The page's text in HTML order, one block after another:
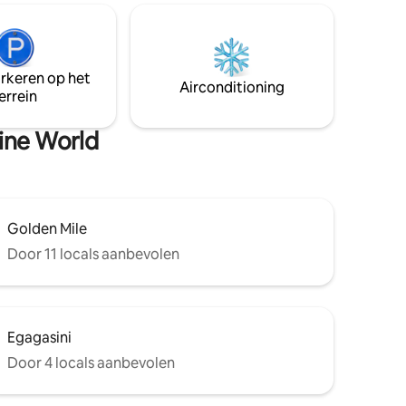
een
Fibre
in
herinnering dat je erg op vakantie bent!
Houd er rekening mee dat feestjes/late
nachtontvangers niet worden
op het
Airconditioning
World
Golden Mile
Door 11 locals aanbevolen
Egagasini
Door 4 locals aanbevolen